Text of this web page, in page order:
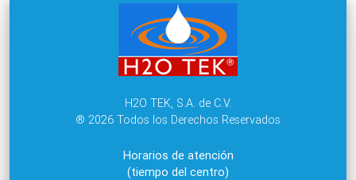
H2O TEK, S.A. de C.V.
® 2026 Todos los Derechos Reservados
Horarios de atención
(tiempo del centro)